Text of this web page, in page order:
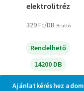
elektrolitréz
329Ft/DB Bruttó
Rendelhető
14200 DB
Ajánlatkéréshez adom